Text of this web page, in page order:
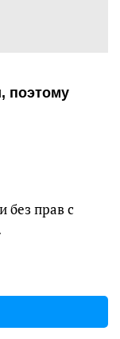
поэтому
без прав с